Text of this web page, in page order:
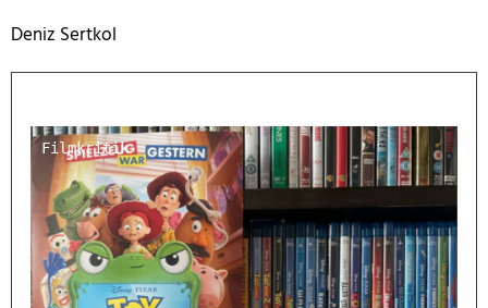
Deniz Sertkol
Filmkritik